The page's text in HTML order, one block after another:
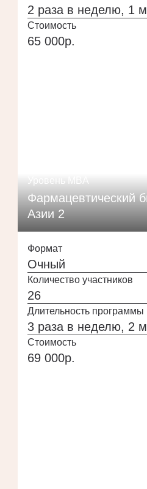
2 раза в неделю, 1
Стоимость
65 000р.
Уровень MBA
Фармацевтический
Азии 2
Формат
Очный
Количество участников
26
Длительность программы
3 раза в неделю, 2
Стоимость
69 000р.